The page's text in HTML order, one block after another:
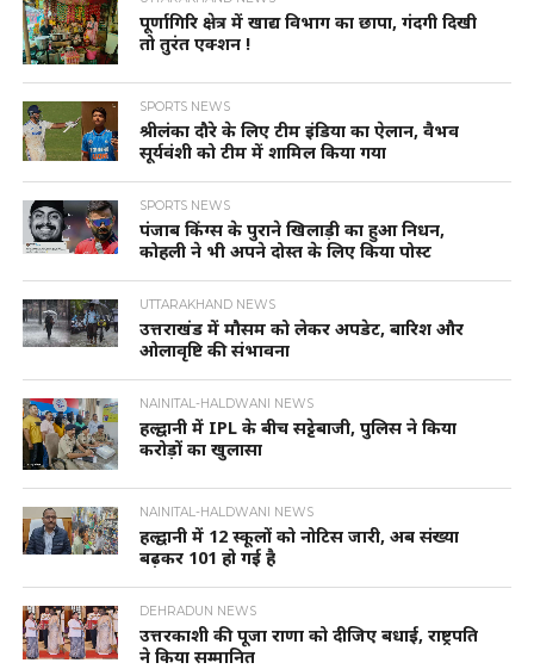
पूर्णागिरि क्षेत्र में खाद्य विभाग का छापा, गंदगी दिखी
तो तुरंत एक्शन !
SPORTS NEWS
श्रीलंका दौरे के लिए टीम इंडिया का ऐलान, वैभव
सूर्यवंशी को टीम में शामिल किया गया
SPORTS NEWS
पंजाब किंग्स के पुराने खिलाड़ी का हुआ निधन,
कोहली ने भी अपने दोस्त के लिए किया पोस्ट
UTTARAKHAND NEWS
उत्तराखंड में मौसम को लेकर अपडेट, बारिश और
ओलावृष्टि की संभावना
NAINITAL-HALDWANI NEWS
हल्द्वानी में IPL के बीच सट्टेबाजी, पुलिस ने किया
करोड़ों का खुलासा
NAINITAL-HALDWANI NEWS
हल्द्वानी में 12 स्कूलों को नोटिस जारी, अब संख्या
बढ़कर 101 हो गई है
DEHRADUN NEWS
उत्तरकाशी की पूजा राणा को दीजिए बधाई, राष्ट्रपति
ने किया सम्मानित